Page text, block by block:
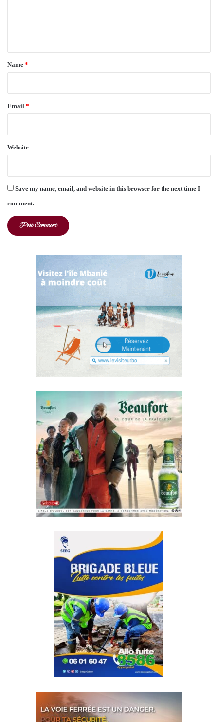
*
Name *
Email *
Website
Save my name, email, and website in this browser for the next time I
comment.